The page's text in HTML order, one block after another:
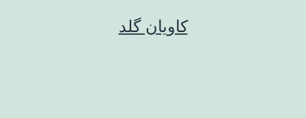
کاویان گلد